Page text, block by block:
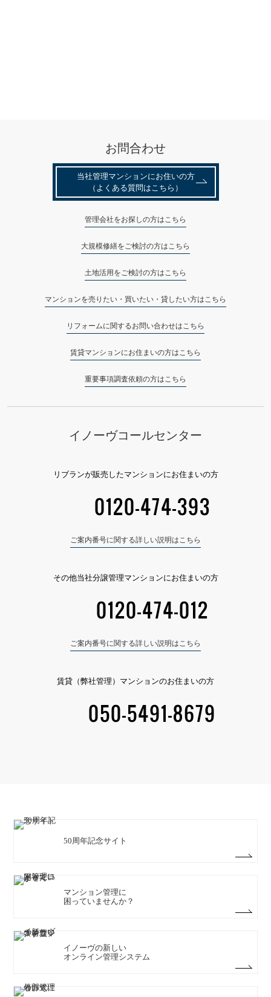
お問合わせ
当社管理マンションにお住いの⽅
（よくある質問はこちら）
管理会社をお探しの方はこちら
大規模修繕をご検討の方はこちら
土地活用をご検討の方はこちら
マンションを売りたい・買いたい・貸したい方はこちら
リフォームに関するお問い合わせはこちら
賃貸マンションにお住まいの方はこちら
重要事項調査依頼の方はこちら
イノーヴコールセンター
リブランが販売したマンションにお住まいの方
0120-474-393
ご案内番号に関する詳しい説明はこちら
その他当社分譲管理マンションにお住まいの方
0120-474-012
ご案内番号に関する詳しい説明はこちら
賃貸（弊社管理）マンションのお住まいの方
050-5491-8679
50周年記念サイト
マンション管理に
困っていませんか？
イノーヴの新しい
オンライン管理システム